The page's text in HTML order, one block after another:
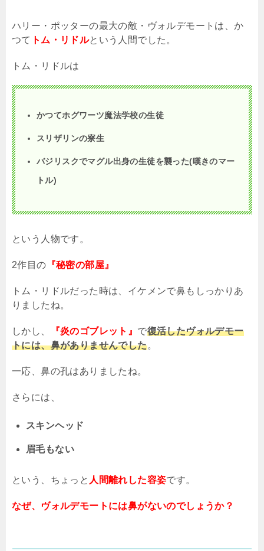
ハリー・ポッターの最大の敵・ヴォルデモートは、か
つて トム・リドルという人間でした。
トム・リドルは
かつてホグワーツ魔法学校の生徒
スリザリンの寮生
バジリスクでマグル出身の生徒を襲った(嘆きのマー
トル)
という人物です。
2作目の 『秘密の部屋』
トム・リドルだった時は、イケメンで鼻もしっかりあ
りましたね。
しかし、 『炎のゴブレット』 で復活したヴォルデモー
トには、鼻がありませんでした。
一応、鼻の孔はありましたね。
さらには、
スキンヘッド
眉毛もない
という、ちょっと 人間離れした容姿です。
なぜ、ヴォルデモートには鼻がないのでしょうか？